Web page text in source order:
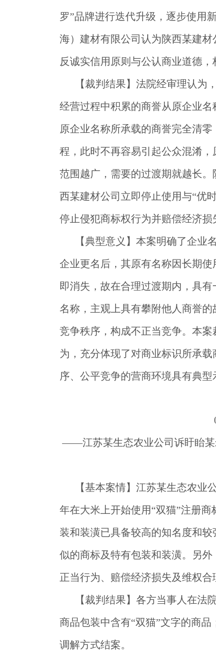
罗”品牌进行迭代升级，逐步使用
海）建材有限公司认为陕西某建
反诚实信用原则与公认商业道德，
【裁判结果】 法院经审理认为
经营过程中积累的商誉从原企业
原企业名称所承载的商誉完全清
程，此时不再容易引起公众混淆
范围越广，需要的过渡期就越长
西某建材公司立即停止使用与“优
停止侵犯商标权行为并赔偿经济损
【典型意义】 本案明确了企业
企业更名后，其原有名称因长期
即消失，故在合理过渡期内，具
名称，主观上具有攀附他人商誉
竞争秩序，构成不正当竞争。本
为，充分体现了对商业标识所承
序、公平竞争的营商环境具有典型
——江苏某生态农业公司诉盱眙某
【基本案情】 江苏某生态农业
年在大米上开始使用“双猫”注册
装和装潢已具备较高的知名度和
似的商标及特有包装和装潢。另
正当行为、赔偿经济损失及维权合
【裁判结果】 各方当事人在法
商品包装中含有“双猫”文字的商
调解方式结案。